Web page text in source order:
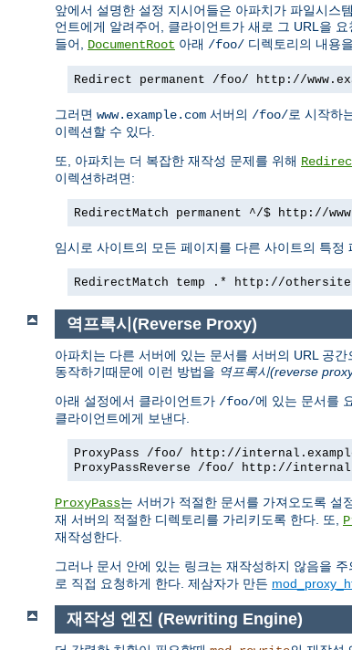
앞에서 설명한 설정 지시어들은 아파치가 파일시스
언트에게 알려주어, 클라이언트가 새로 그 URL을
들어, DocumentRoot 아래 /foo/ 디렉토리의 내용
Redirect permanent /foo/ http://
그러면 www.example.com 서버의 /foo/로 시작하
이렉션할 수 있다.
또, 아파치는 더 복잡한 재작성 문제를 위해
이렉션하려면:
RedirectMatch permanent ^/$ http://
임시로 사이트의 모든 페이지를 다른 사이트의 특정
RedirectMatch temp .* http://
역프록시(Reverse Proxy)
아파치는 다른 서버에 있는 문서를 서버의 URL 공
동작하기때문에 이런 방법을 역프록시(reverse
아래 설정에서 클라이언트가 /foo/에 있는 문서를
클라이언트에게 보낸다.
ProxyPass /foo/ http://
ProxyPassReverse /foo/ http://
ProxyPass는 서버가 적절한 문서를 가져오도록 설
재 서버의 적절한 디렉토리를 가리키도록 한다. 또,
재작성한다.
그러나 문서 안에 있는 링크는 재작성하지 않음을 주
로 직접 요청하게 한다. 제삼자가 만든
재작성 엔진 (Rewriting Engine)